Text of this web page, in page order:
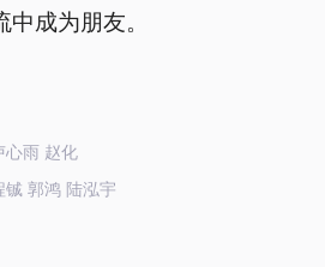
成为朋友。
心雨 赵化
郭鸿 陆泓宇